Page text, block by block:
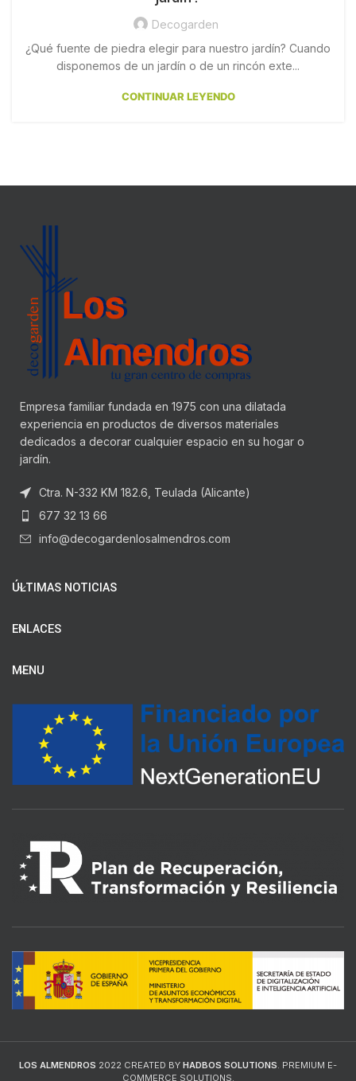
Decogarden
¿Qué fuente de piedra elegir para nuestro jardín? Cuando
disponemos de un jardín o de un rincón exte...
CONTINUAR LEYENDO
Empresa familiar fundada en 1975 con una dilatada
experiencia en productos de diversos materiales
dedicados a decorar cualquier espacio en su hogar o
jardín.
Ctra. N-332 KM 182.6, Teulada (Alicante)
677 32 13 66
info@decogardenlosalmendros.com
ÚLTIMAS NOTICIAS
ENLACES
MENU
LOS ALMENDROS 2022 CREATED BY HADBOS SOLUTIONS. PREMIUM E-
COMMERCE SOLUTIONS.